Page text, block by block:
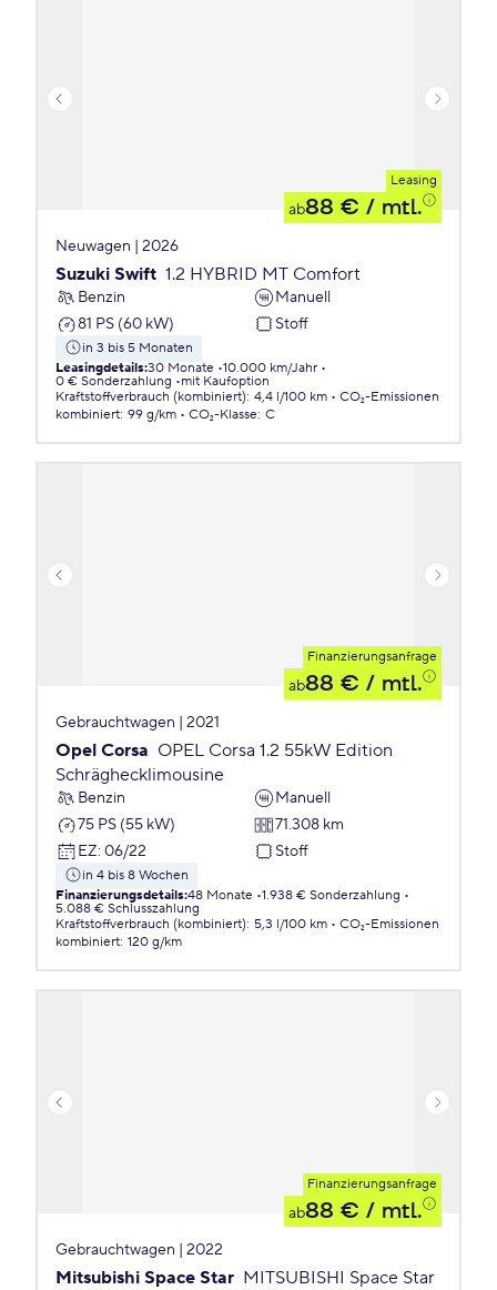
Leasing
ab88 € / mtl.
Neuwagen | 2026
Suzuki Swift 1.2 HYBRID MT Comfort
Benzin
Manuell
81 PS (60 kW)
Stoff
in 3 bis 5 Monaten
Leasingdetails:30 Monate 10.000 km/Jahr
0 € Sonderzahlung
mit Kaufoption
Kraftstoffverbrauch (kombiniert): 4,4 l/100 km
CO₂-Emissionen
kombiniert: 99 g/km CO₂-Klasse: C
Finanzierungsanfrage
ab88 € / mtl.
Gebrauchtwagen | 2021
Opel Corsa OPEL Corsa 1.2 55kW Edition
Schräghecklimousine
Benzin
Manuell
75 PS (55 kW)
71.308 km
EZ: 06/22 Stoff
in 4 bis 8 Wochen
Finanzierungsdetails:48 Monate 1.938 € Sonderzahlung
5.088 € Schlusszahlung
Kraftstoffverbrauch (kombiniert): 5,3 l/100 km
CO₂-Emissionen
kombiniert: 120 g/km
Finanzierungsanfrage
ab88 € / mtl.
Gebrauchtwagen | 2022
Mitsubishi Space Star MITSUBISHI Space Star